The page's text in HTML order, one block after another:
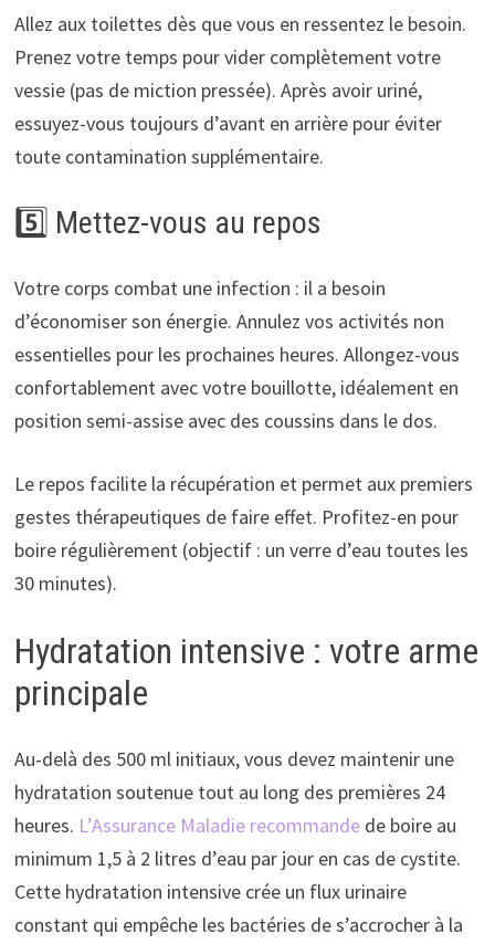
Allez aux toilettes dès que vous en ressentez le besoin.
Prenez votre temps pour vider complètement votre
vessie (pas de miction pressée). Après avoir uriné,
essuyez-vous toujours d’avant en arrière pour éviter
toute contamination supplémentaire.
5️⃣ Mettez-vous au repos
Votre corps combat une infection : il a besoin
d’économiser son énergie. Annulez vos activités non
essentielles pour les prochaines heures. Allongez-vous
confortablement avec votre bouillotte, idéalement en
position semi-assise avec des coussins dans le dos.
Le repos facilite la récupération et permet aux premiers
gestes thérapeutiques de faire effet. Profitez-en pour
boire régulièrement (objectif : un verre d’eau toutes les
30 minutes).
Hydratation intensive : votre arme
principale
Au-delà des 500 ml initiaux, vous devez maintenir une
hydratation soutenue tout au long des premières 24
heures. L’Assurance Maladie recommandede boire au
minimum 1,5 à 2 litres d’eau par jour en cas de cystite.
Cette hydratation intensive crée un flux urinaire
constant qui empêche les bactéries de s’accrocher à la